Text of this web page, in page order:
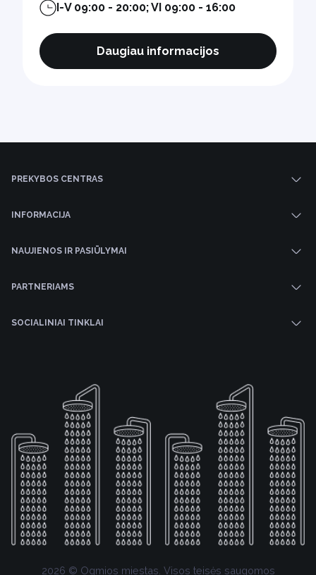
I-V 09:00 - 20:00; VI 09:00 - 16:00
Daugiau informacijos
PREKYBOS CENTRAS
INFORMACIJA
NAUJIENOS IR PASIŪLYMAI
PARTNERIAMS
SOCIALINIAI TINKLAI
2026 © Ogmios miestas. Visos teisės saugomos